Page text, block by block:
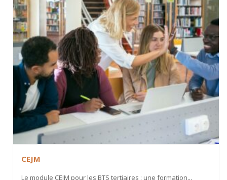
CEJM
Le module CEJM pour les BTS tertiaires : une formation...